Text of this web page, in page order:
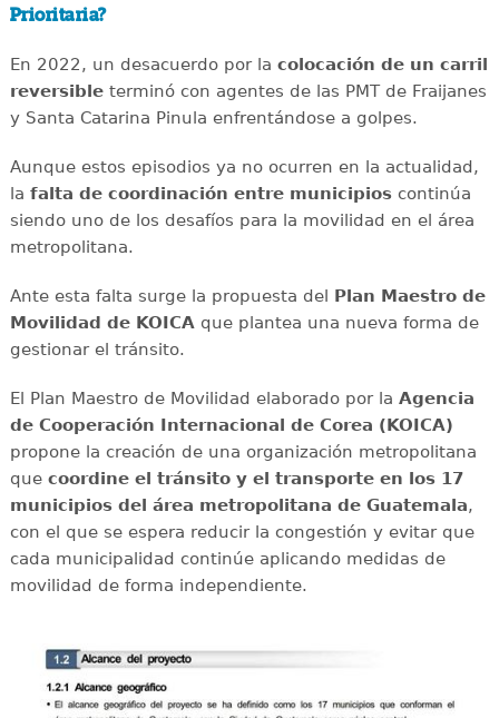
Prioritaria?
En 2022, un desacuerdo por la colocación de un carril
reversibleterminó con agentes de las PMT de Fraijanes
y Santa Catarina Pinula enfrentándose a golpes.
Aunque estos episodios ya no ocurren en la actualidad,
la falta de coordinación entre municipioscontinúa
siendo uno de los desafíos para la movilidad en el área
metropolitana.
Ante esta falta surge la propuesta del Plan Maestro de
Movilidad de KOICAque plantea una nueva forma de
gestionar el tránsito.
El Plan Maestro de Movilidad elaborado por la Agencia
de Cooperación Internacional de Corea (KOICA)
propone la creación de una organización metropolitana
que coordine el tránsito y el transporte en los 17
municipios del área metropolitana de Guatemala,
con el que se espera reducir la congestión y evitar que
cada municipalidad continúe aplicando medidas de
movilidad de forma independiente.